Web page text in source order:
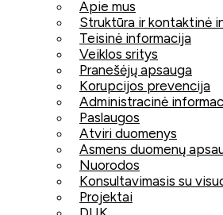
Apie mus
Struktūra ir kontaktinė
Teisinė informacija
Veiklos sritys
Pranešėjų apsauga
Korupcijos prevencija
Administracinė
Paslaugos
Atviri duomenys
Asmens duomenų
Nuorodos
Konsultavimasis su
Projektai